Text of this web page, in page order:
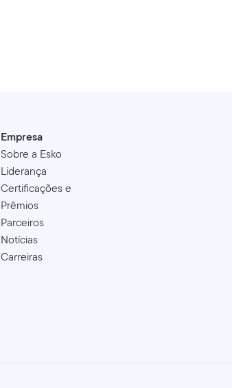
Empresa
Sobre a Esko
Liderança
Certificações e
Prêmios
Parceiros
Notícias
Carreiras